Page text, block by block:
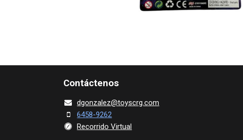
Contácte​nos
dgonza​lez@toy​scrg.c​o​m
6458-9262
Recorrido Virtual